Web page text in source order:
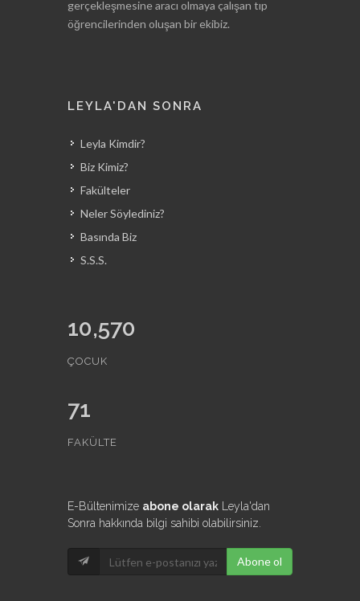
gerçekleşmesine aracı olmaya çalışan tıp
öğrencilerinden oluşan bir ekibiz.
LEYLA'DAN SONRA
Leyla Kimdir?
Biz Kimiz?
Fakülteler
Neler Söylediniz?
Basında Biz
S.S.S.
10,570
ÇOCUK
71
FAKÜLTE
E-Bültenimize abone olarak Leyla'dan
Sonra hakkında bilgi sahibi olabilirsiniz.
Abone ol